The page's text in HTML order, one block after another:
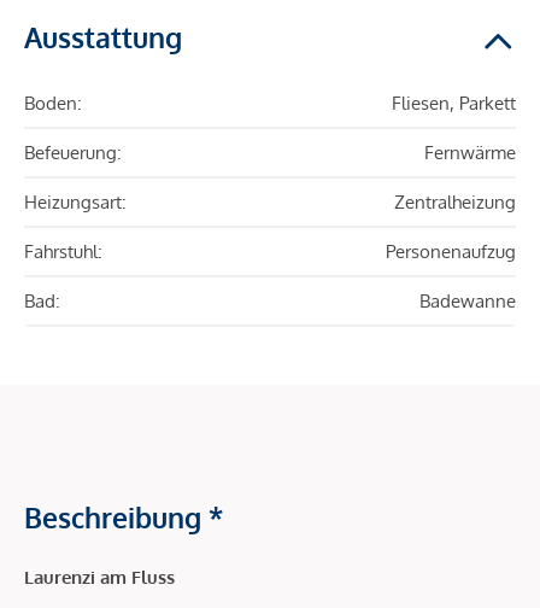
Ausstattung
Boden: Fliesen, Parkett
Befeuerung: Fernwärme
Heizungsart: Zentralheizung
Fahrstuhl: Personenaufzug
Bad: Badewanne
Beschreibung *
Laurenzi am Fluss